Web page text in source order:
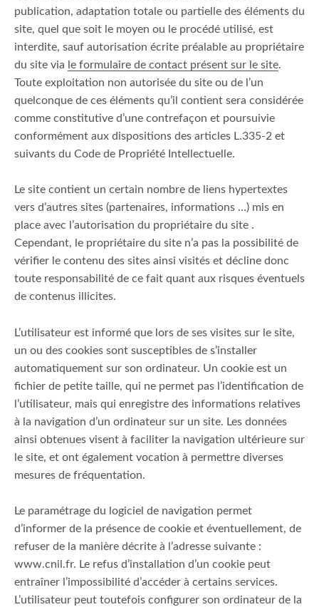
publication, adaptation totale ou partielle des éléments du
site, quel que soit le moyen ou le procédé utilisé, est
interdite, sauf autorisation écrite préalable au propriétaire
du site via le formulaire de contact présent sur le site.
Toute exploitation non autorisée du site ou de l’un
quelconque de ces éléments qu’il contient sera considérée
comme constitutive d’une contrefaçon et poursuivie
conformément aux dispositions des articles L.335-2 et
suivants du Code de Propriété Intellectuelle.
Le site contient un certain nombre de liens hypertextes
vers d’autres sites (partenaires, informations …) mis en
place avec l’autorisation du propriétaire du site .
Cependant, le propriétaire du site n’a pas la possibilité de
vérifier le contenu des sites ainsi visités et décline donc
toute responsabilité de ce fait quant aux risques éventuels
de contenus illicites.
L’utilisateur est informé que lors de ses visites sur le site,
un ou des cookies sont susceptibles de s’installer
automatiquement sur son ordinateur. Un cookie est un
fichier de petite taille, qui ne permet pas l’identification de
l’utilisateur, mais qui enregistre des informations relatives
à la navigation d’un ordinateur sur un site. Les données
ainsi obtenues visent à faciliter la navigation ultérieure sur
le site, et ont également vocation à permettre diverses
mesures de fréquentation.
Le paramétrage du logiciel de navigation permet
d’informer de la présence de cookie et éventuellement, de
refuser de la manière décrite à l’adresse suivante :
www.cnil.fr. Le refus d’installation d’un cookie peut
entraîner l’impossibilité d’accéder à certains services.
L’utilisateur peut toutefois configurer son ordinateur de la